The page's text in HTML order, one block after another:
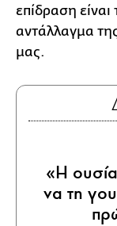
επίδραση είναι
αντάλλαγμα
μας.
«Η
να τη